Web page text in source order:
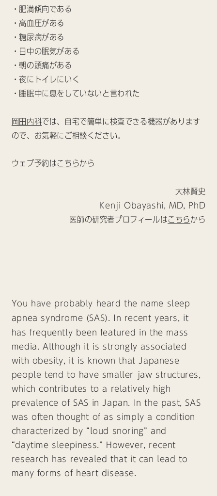
・肥満傾向である
・高血圧がある
・糖尿病がある
・日中の眠気がある
・朝の頭痛がある
・夜にトイレにいく
・睡眠中に息をしていないと言われた
岡田内科では、自宅で簡単に検査できる機器があります
ので、お気軽にご相談ください。
ウェブ予約はこちらから
大林賢史
Kenji Obayashi, MD, PhD
医師の研究者プロフィールはこちらから
You have probably heard the name sleep
apnea syndrome (SAS)
. In recent years, it
has frequently been featured in the mass
media. Although it is strongly associated
with obesity, it is known that Japanese
people tend to have smaller jaw structures,
which contributes to a relatively high
prevalence of SAS in Japan. In the past, SAS
was often thought of as simply a condition
characterized by “loud snoring” and
“daytime sleepiness.” However, recent
research has revealed that it can lead to
many forms of heart disease.